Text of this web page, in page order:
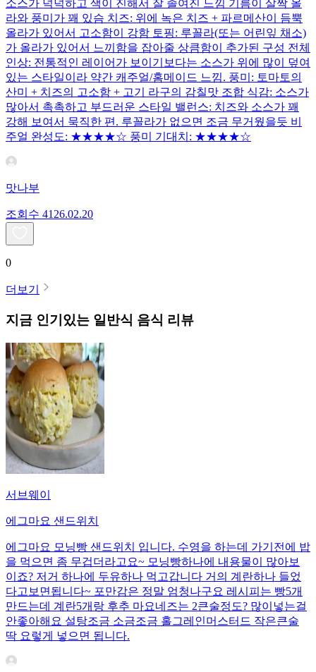
소스가 넉넉하고 색이 진해서 잘 졸여진 느낌 기름이 살짝 올
라와 풍미가 꽤 있슴 치즈: 위에 녹은 치즈 + 파르메산이 듬뿍
올라가 있어서 고소함이 강함 토핑: 루꼴라(또는 어린잎 채소)
가 올라가 있어서 느끼함을 잡아줄 상큼함이 추가된 구성 전체
인상: 전통적인 레이어가 보이기보다는 소스가 위에 많이 덮여
있는 스타일이라 약간 캐주얼/홈메이드 느낌. 풍미: 토마토의
산미 + 치즈의 고소함 + 고기 라구의 감칠맛 조합 식감: 소스가
많아서 촉촉하고 부드러운 스타일 밸런스: 치즈와 소스가 꽤
강해 보여서 묵직한 편. 루꼴라가 없으면 조금 무거웠을듯 비
주얼 완성도: ★★★★☆ 풍미 기대치: ★★★★☆
맛나부
조회수 41 26.02.20
0
더보기
지금 인기있는 일반식 음식 리뷰
서브웨이
에그마요 샌드위치
에그마요 모닝빵 샌드위치 입니다. 수영을 하는데 가기전에 밥
을 먹으면 좀 무겁더라고요~ 모닝빵하나에 내용물이 많아보
이죠? 저거 하나에 두유하나 먹고갑니다 거의 계란하나 들었
다고보면됩니다~ 포만감은 정말 엄청나구요 레시피는 빵5개
만드는데 계란5개랑 후추 마요네즈는 2큰술정도? 많이넣는걸
안좋아해요 설탕조금 소금조금 홀그레인머스터드 작은큰술
딱 요렇게 넣으면 됩니다.